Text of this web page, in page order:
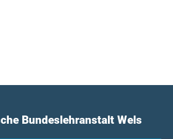
Bundeslehranstalt Wels